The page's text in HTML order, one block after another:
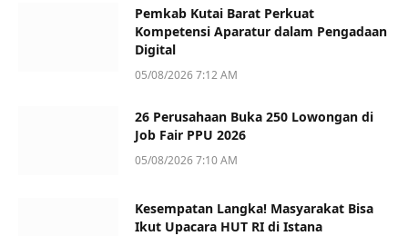
Pemkab Kutai Barat Perkuat
Kompetensi Aparatur dalam Pengadaan
Digital
05/08/2026 7:12 AM
26 Perusahaan Buka 250 Lowongan di
Job Fair PPU 2026
05/08/2026 7:10 AM
Kesempatan Langka! Masyarakat Bisa
Ikut Upacara HUT RI di Istana